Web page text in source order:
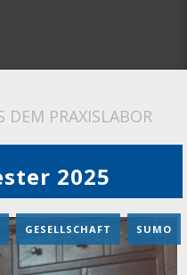
DEM PRAXISLABOR
2025
, GESELLSCHAFT , SUMO